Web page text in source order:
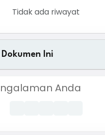
Tidak ada riwayat
Ini
Anda